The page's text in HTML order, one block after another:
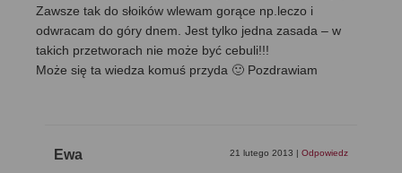
Zawsze tak do słoików wlewam gorące np.leczo i
odwracam do góry dnem. Jest tylko jedna zasada – w
takich przetworach nie może być cebuli!!!
Może się ta wiedza komuś przyda 🙂 Pozdrawiam
Ewa 21 lutego 2013 Odpowiedz